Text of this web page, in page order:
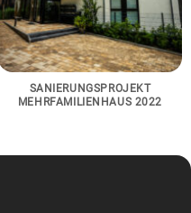
SANIERUNGSPROJEKT
MEHRFAMILIENHAUS 2022